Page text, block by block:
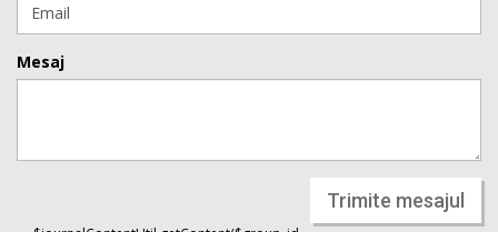
Mesaj
Trimite mesajul